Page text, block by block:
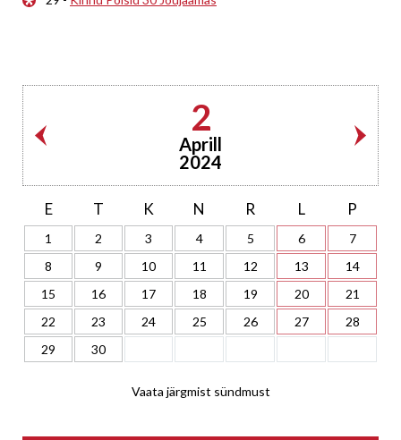
2
Aprill
2024
E T K N R L P
1 2 3 4 5 6
7
8
9 10 11 12 13
14
15
16 17 18 19 20
21
22
23 24 25 26 27
28
29
30
Vaata järgmist sündmust